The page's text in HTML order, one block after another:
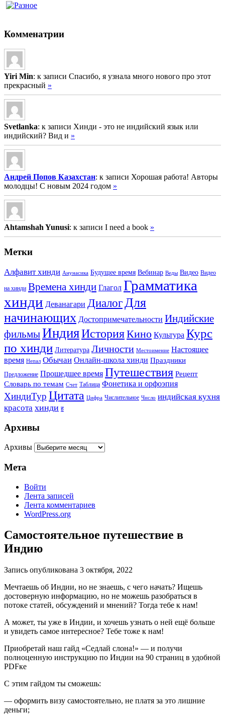
Комменатрии
Yiri Min: к записи Спасибо, я узнала много нового про этот
прекрасный »
Svetlanka: к записи Хинди - это не индийский язык или
индийский? Вид и »
Андрей Попов Казахстан: к записи Хорошая работа! Авторы
молодцы! С новым 2024 годом »
Ahtamshah Yunusi: к записи I need a book »
Метки
Алфавит хинди Анунасика Будущее время Вебинар Веды Видео Видео
на хинди Времена хинди Глагол Грамматика
хинди Деванагари Диалог Для
начинающих Достопримечательности Индийские
фильмыИндияИсторияКино Культура Курс
по хинди Литература Личности Местоимение Настоящее
время Непал Обычаи Онлайн-школа хинди Праздники
Предложение Прошедшее время Путешествия Рецепт
Словарь по темам Счет Таблица Фонетика и орфоэпия
ХиндиТур Цитата Цифра Числительное Число индийская кухня
красота хинди ह
Архивы
Архивы
Мета
Войти
Лента записей
Лента комментариев
WordPress.org
Самостоятельное путешествие в
Индию
Запись опубликована 3 октября, 2022
Мечтаешь об Индии, но не знаешь, с чего начать? Ищешь
достоверную информацию, но не можешь разобраться в
потоке статей, обсуждений и мнений? Тогда тебе к нам!
А может, ты уже в Индии, и хочешь узнать о ней ещё больше
и увидеть самое интересное? Тебе тоже к нам!
Приобретай наш гайд «Седлай слона!» — и получи
полноценную инструкцию по Индии на 90 страниц в удобной
PDFке
С этим гайдом ты сможешь:
— оформить визу самостоятельно, не платя за это лишние
деньги;